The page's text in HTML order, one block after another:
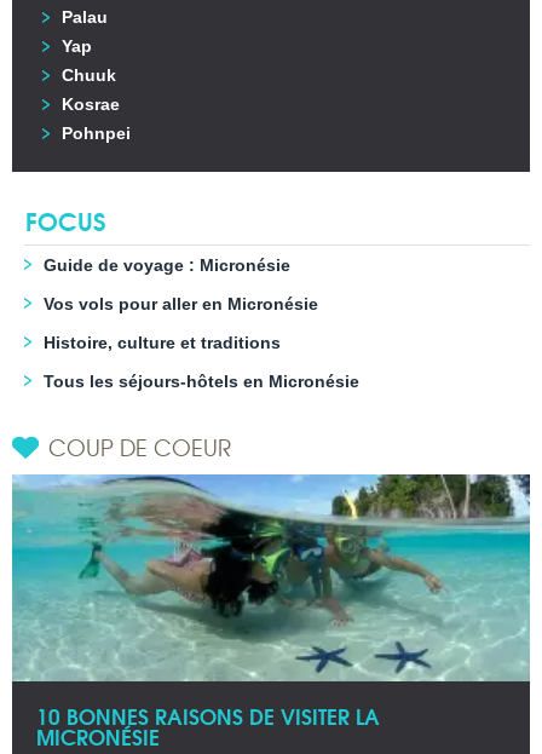
Palau
Yap
Chuuk
Kosrae
Pohnpei
FOCUS
Guide de voyage : Micronésie
Vos vols pour aller en Micronésie
Histoire, culture et traditions
Tous les séjours-hôtels en Micronésie
COUP DE COEUR
10 BONNES RAISONS DE VISITER LA
MICRONÉSIE